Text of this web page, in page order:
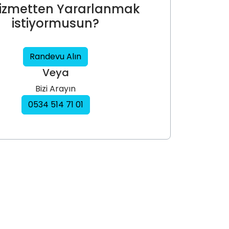
Yararlanmak
istiyormusun?
Randevu Alın
Veya
Bizi Arayın
0534 514 71 01